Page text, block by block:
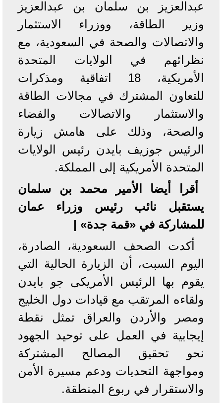
عبدالعزيز بن سلمان بن عبدالعزيز
وزير الطاقة، ووزراء الاستثمار
والاتصالات والصحة في السعودية، مع
نظرائهم في الولايات المتحدة
الأمريكية، 18 اتفاقية ومذكرات
للتعاون المشترك في مجالات الطاقة
والاستثمار والاتصالات والفضاء
والصحة، وذلك على هامش زيارة
الرئيس جوزيف بايدن رئيس الولايات
المتحدة الأمريكية إلى المملكة.
أقرا أيضا الأمير محمد بن سلمان
يستقبل نائب رئيس وزراء عمان
للمشاركة في «قمة جدة» |
أكدت الصحف السعودية، الصادرة،
اليوم السبت، أن الزيارة الحالية التي
يقوم بها الرئيس الأمريكى جو بايدن
ولقاءه المرتقب مع قيادات دول الخليج
ومصر والأردن والعراق تمثل نقطة
إيجابية في العمل على توحيد الجهود
نحو تحقيق المصالح المشتركة
ومواجهة التحديات ودعم مسيرة الأمن
والاستقرار في ربوع المنطقة.